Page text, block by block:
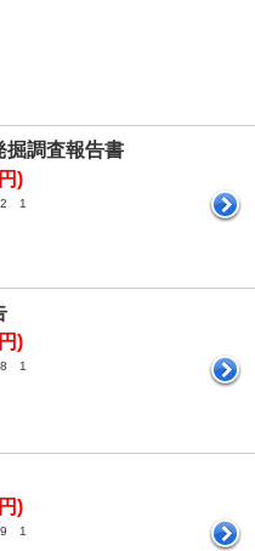
掘調査報告書
)
1
)
1
)
1